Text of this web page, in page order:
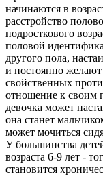
начинаются в
расстройство
подросткового
половой
другого пола,
и постоянно желают
свойственных
отношение к своим
девочка может
она станет
может мочиться
У большинства
возраста 6-9 лет -
становится